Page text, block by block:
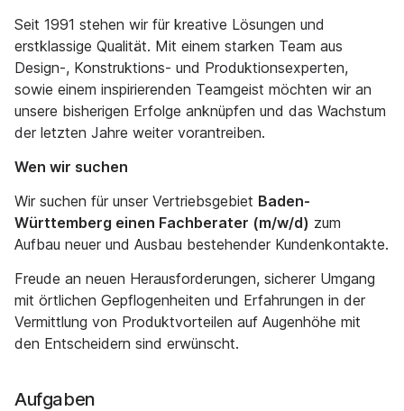
Seit 1991 stehen wir für kreative Lösungen und
erstklassige Qualität. Mit einem starken Team aus
Design-, Konstruktions- und Produktionsexperten,
sowie einem inspirierenden Teamgeist möchten wir an
unsere bisherigen Erfolge anknüpfen und das Wachstum
der letzten Jahre weiter vorantreiben.
Wen wir suchen
Wir suchen für unser Vertriebsgebiet Baden-
Württemberg einen Fachberater (m/w/d) zum
Aufbau neuer und Ausbau bestehender Kundenkontakte.
Freude an neuen Herausforderungen, sicherer Umgang
mit örtlichen Gepflogenheiten und Erfahrungen in der
Vermittlung von Produktvorteilen auf Augenhöhe mit
den Entscheidern sind erwünscht.
Aufgaben